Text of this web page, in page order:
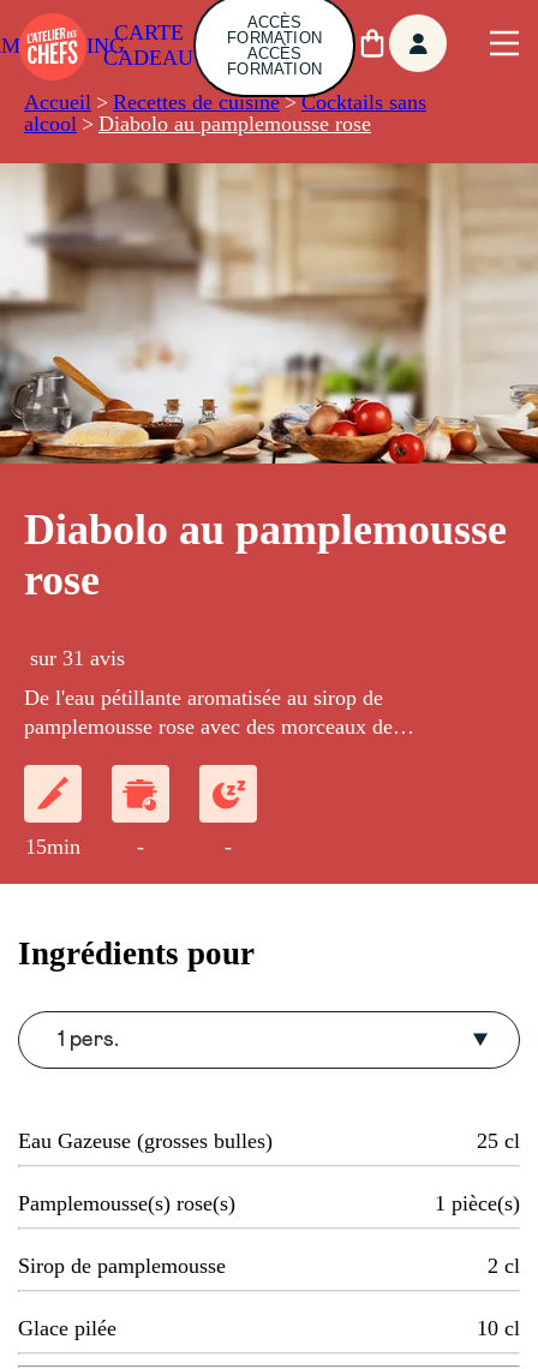
CARTE
CADEAU
ACCÈS
FORMATION
ACCÈS
FORMATION
Accueil > Recettes de cuisine > Cocktails sans
alcool > Diabolo au pamplemousse rose
Diabolo au pamplemousse
rose
sur 31 avis
De l'eau pétillante aromatisée au sirop de
pamplemousse rose avec des morceaux de
15min - -
Ingrédients pour
1 pers.
Eau Gazeuse (grosses bulles) 25 cl
Pamplemousse(s) rose(s) 1 pièce(s)
Sirop de pamplemousse 2 cl
Glace pilée 10 cl